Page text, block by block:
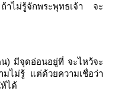
าไม่รู้จักพระพุทธเจ้า จะ
) มีจุดอ่อนอยู่ที่ จะไหว้จะ
มไม่รู้ แต่ด้วยความเชื่อว่า
ได้